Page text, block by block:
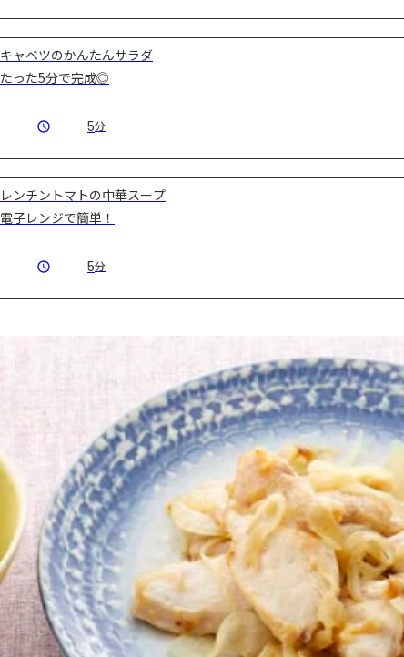
キャベツのかんたんサラダ
たった5分で完成◎
5分
レンチントマトの中華スープ
電子レンジで簡単！
5分